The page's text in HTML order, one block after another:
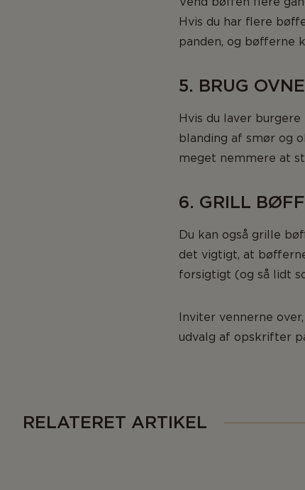
Hvis du har flere
panden, og bøfferne
5. BRUG
Hvis du laver
blanding af smør og
meget nemmere at
6. GRILL
Du kan også grille
det vigtigt, at
forsigtigt (og så lidt
Inviter vennerne
udvalg af opskrifter
RELATERET ARTIKEL